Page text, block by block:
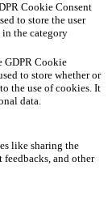
Cookie Consent
to store the user
the category
GDPR Cookie
to store whether or
the use of cookies. It
data.
like sharing the
and other